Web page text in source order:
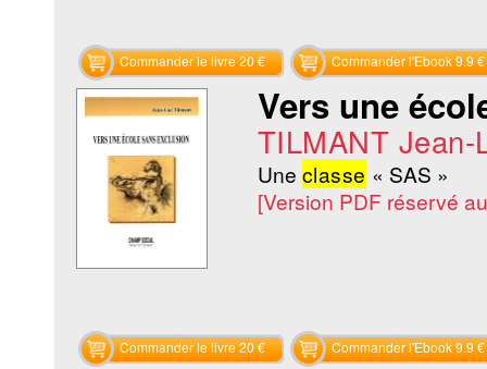
Commander le livre 20 € Commander l'Ebook 9.9 €
Vers une
TILMANT Jean-
Une classe « SAS »
[Version PDF réservé
Commander le livre 20 € Commander l'Ebook 9.9 €